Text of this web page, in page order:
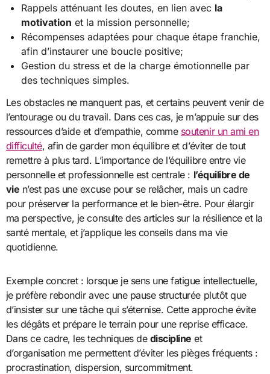
Rappels atténuant les doutes, en lien avec la
motivation et la mission personnelle;
Récompenses adaptées pour chaque étape franchie,
afin d’instaurer une boucle positive;
Gestion du stress et de la charge émotionnelle par
des techniques simples.
Les obstacles ne manquent pas, et certains peuvent venir de
l’entourage ou du travail. Dans ces cas, je m’appuie sur des
ressources d’aide et d’empathie, comme soutenir un ami en
difficulté, afin de garder mon équilibre et d’éviter de tout
remettre à plus tard. L’importance de l’équilibre entre vie
personnelle et professionnelle est centrale : l’équilibre de
vie n’est pas une excuse pour se relâcher, mais un cadre
pour préserver la performance et le bien-être. Pour élargir
ma perspective, je consulte des articles sur la résilience et la
santé mentale, et j’applique les conseils dans ma vie
quotidienne.
Exemple concret : lorsque je sens une fatigue intellectuelle,
je préfère rebondir avec une pause structurée plutôt que
d’insister sur une tâche qui s’éternise. Cette approche évite
les dégâts et prépare le terrain pour une reprise efficace.
Dans ce cadre, les techniques de discipline et
d’organisation me permettent d’éviter les pièges fréquents :
procrastination, dispersion, surcommitment.